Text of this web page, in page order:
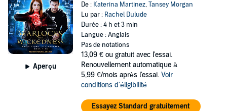
Aperçu
De : Katerina Martinez,Tansey Morgan
Lu par : Rachel Dulude
Durée : 4 h et 3 min
Langue : Anglais
Pas de notations
13,09 € ou gratuit avec l'essai.
Renouvellement automatique à
5,99 €/mois après l'essai. Voir
conditions d'éligibilité
Essayez Standard gratuitement